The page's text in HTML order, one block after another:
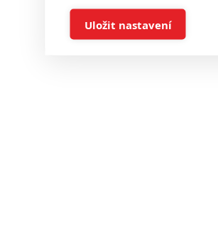
Ukládání a/nebo
Uložit nastavení